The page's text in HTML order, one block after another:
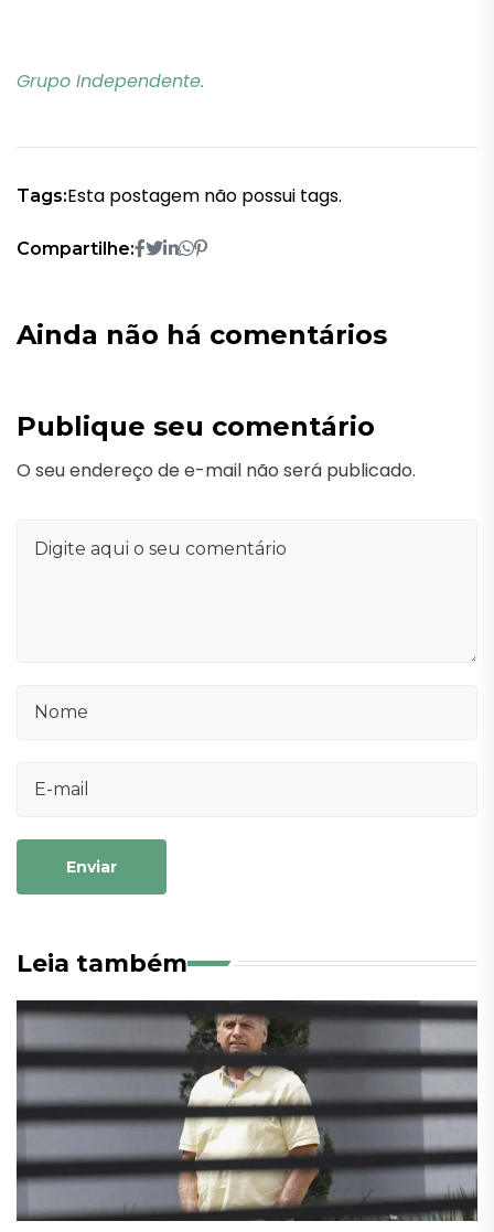
Grupo Independente.
Tags:Esta postagem não possui tags.
Compartilhe:
Ainda não há comentários
Publique seu comentário
O seu endereço de e-mail não será publicado.
Enviar
Leia também